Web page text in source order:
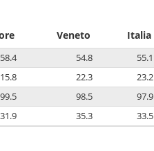
Veneto Italia
58.4 54.8
55.1
15.8 22.3
23.2
99.5 98.5
97.9
31.9 35.3 33.5